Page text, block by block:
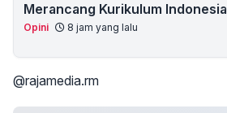
Merancang Kurikulum Indonesia
Opini 8 jam yang lalu
@rajamedia.rm